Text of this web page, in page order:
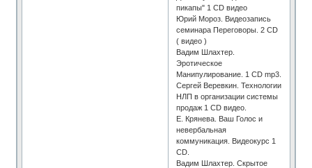
пикапы" 1 СD видео
Юрий Мороз. Видеозапись
семинара Переговоры. 2 CD
( видео )
Вадим Шлахтер.
Эротическое
Манипулирование. 1 CD mp3.
Сергей Веревкин. Технологии
НЛП в организации системы
продаж 1 CD видео.
Е. Крянева. Ваш Голос и
невербальная
коммуникация. Видеокурс 1
CD.
Вадим Шлахтер. Скрытое